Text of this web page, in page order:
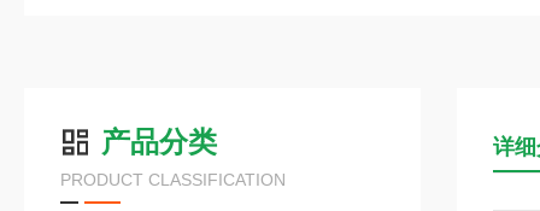
产品分类
PRODUCT CLASSIFICATION
详